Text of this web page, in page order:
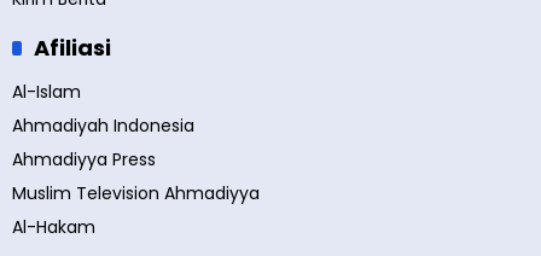
Afiliasi
Al-Islam
Ahmadiyah Indonesia
Ahmadiyya Press
Muslim Television Ahmadiyya
Al-Hakam